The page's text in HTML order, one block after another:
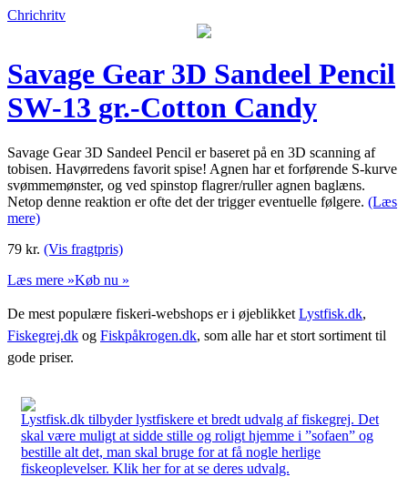
Chrichritv
Savage Gear 3D Sandeel Pencil
SW-13 gr.-Cotton Candy
Savage Gear 3D Sandeel Pencil er baseret på en 3D scanning af
tobisen. Havørredens favorit spise! Agnen har et forførende S-kurve
svømmemønster, og ved spinstop flagrer/ruller agnen baglæns.
Netop denne reaktion er ofte det der trigger eventuelle følgere. (Læs
mere)
79 kr. (Vis fragtpris)
Læs mere »Køb nu »
De mest populære fiskeri-webshops er i øjeblikket Lystfisk.dk,
Fiskegrej.dk og Fiskpåkrogen.dk, som alle har et stort sortiment til
gode priser.
Lystfisk.dk tilbyder lystfiskere et bredt udvalg af fiskegrej. Det
skal være muligt at sidde stille og roligt hjemme i ”sofaen” og
bestille alt det, man skal bruge for at få nogle herlige
fiskeoplevelser. Klik her for at se deres udvalg.